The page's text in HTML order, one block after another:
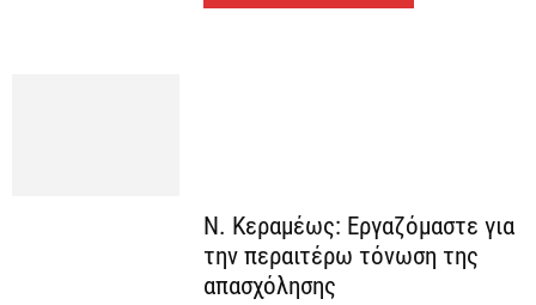
Ν. Κεραμέως: Εργαζόμαστε για
την περαιτέρω τόνωση της
απασχόλησης